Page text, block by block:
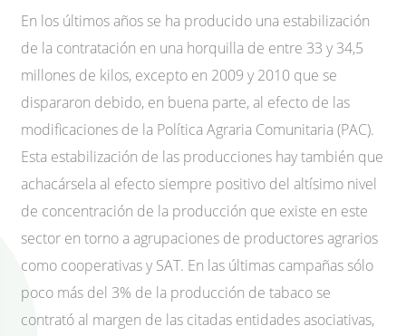
En los últimos años se ha producido una estabilización
de la contratación en una horquilla de entre 33 y 34,5
millones de kilos, excepto en 2009 y 2010 que se
dispararon debido, en buena parte, al efecto de las
modificaciones de la Política Agraria Comunitaria (PAC).
Esta estabilización de las producciones hay también que
achacársela al efecto siempre positivo del altísimo nivel
de concentración de la producción que existe en este
sector en torno a agrupaciones de productores agrarios
como cooperativas y SAT. En las últimas campañas sólo
poco más del 3% de la producción de tabaco se
contrató al margen de las citadas entidades asociativas,